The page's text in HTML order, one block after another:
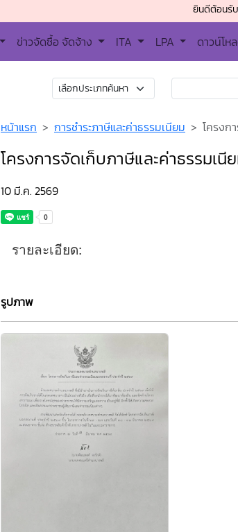
ยินดีต้อนรับเข้าสู่เทศ
ข่าวจัดซื้อ จัดจ้าง ITA LPA ดาวน์โห
หน้าแรก การชำระภาษีและค่าธรรมเนียม โครงก
โครงการจัดเก็บภาษีและค่าธรรมเ
10 มี.ค. 2569
รายละเอียด:
รูปภาพ